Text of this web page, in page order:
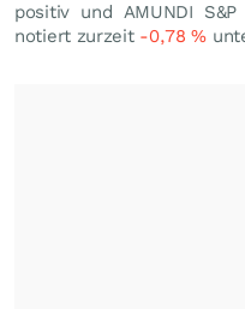
positiv und AMUNDI
notiert zurzeit -0,78%